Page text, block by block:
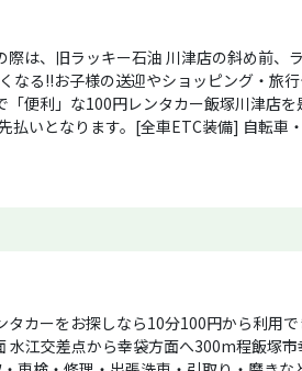
は、旧ラッキー石油 川津店の斜め前
なる!!お子様の送迎やショッピング・旅
便利」な100円レンタカー飯塚川津店
払いとなります。[全車ETC装備] 自転
カーをお探しなら10分100円から利
江交差点から幸袋方面へ300m程飯塚